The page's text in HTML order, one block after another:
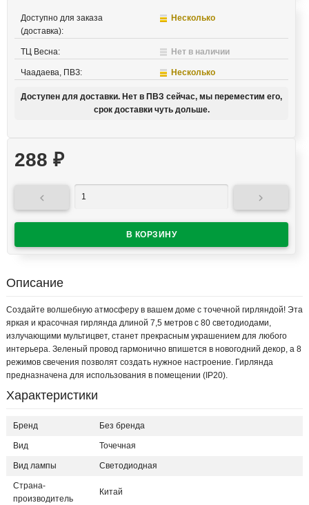
Доступно для заказа
(доставка):
Несколько
ТЦ Весна: Нет в наличии
Чаадаева, ПВЗ: Несколько
Доступен для доставки. Нет в ПВЗ сейчас, мы переместим его,
срок доставки чуть дольше.
288 ₽
 
Описание
Создайте волшебную атмосферу в вашем доме с точечной гирляндой! Эта
яркая и красочная гирлянда длиной 7,5 метров с 80 светодиодами,
излучающими мультицвет, станет прекрасным украшением для любого
интерьера. Зеленый провод гармонично впишется в новогодний декор, а 8
режимов свечения позволят создать нужное настроение. Гирлянда
предназначена для использования в помещении (IP20).
Характеристики
Бренд Без бренда
Вид Точечная
Вид лампы Светодиодная
Страна-
производитель
Китай